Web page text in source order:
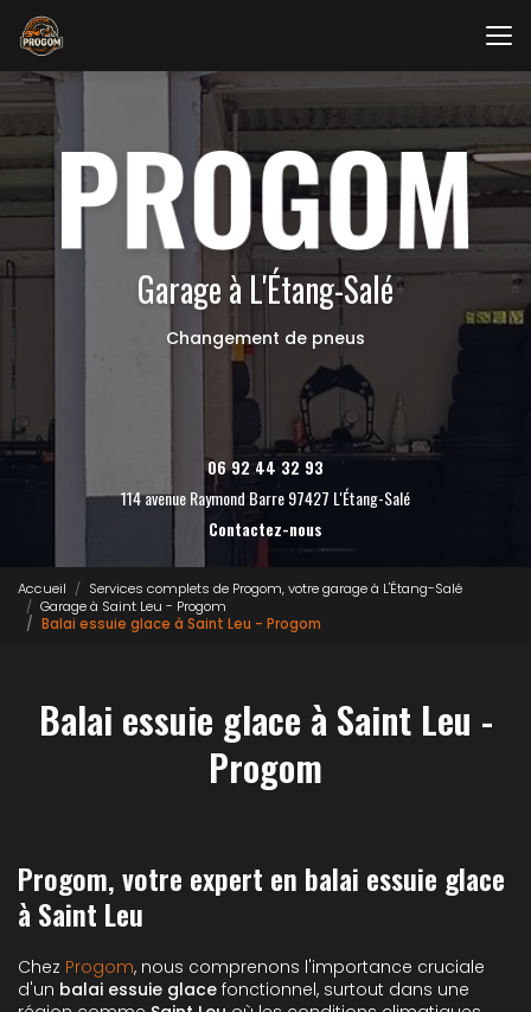
au
contenu
principal
Garage à L'Étang-Salé
Changement de pneus
06 92 44 32 93
114 avenue Raymond Barre 97427 L'Étang-Salé
Contactez-nous
Accueil
Services complets de Progom, votre garage à L'Étang-Salé
Garage à Saint Leu - Progom
Balai essuie glace à Saint Leu - Progom
Balai essuie glace à Saint Leu -
Progom
Progom, votre expert en balai essuie glace
à Saint Leu
Chez Progom, nous comprenons l'importance cruciale
d'un balai essuie glace fonctionnel, surtout dans une